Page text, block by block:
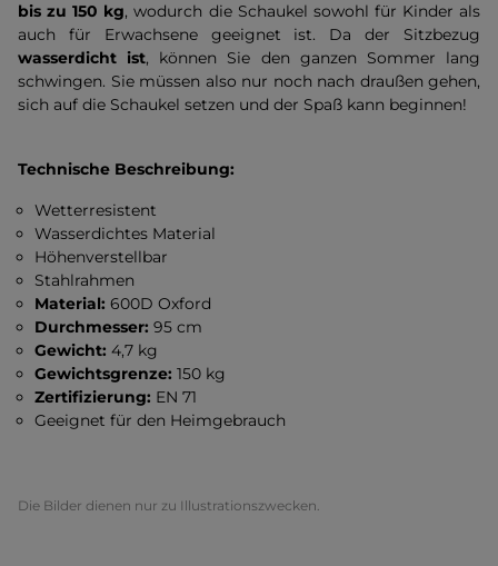
bis zu 150 kg, wodurch die Schaukel sowohl für Kinder als
auch für Erwachsene geeignet ist. Da der Sitzbezug
wasserdicht ist, können Sie den ganzen Sommer lang
schwingen. Sie müssen also nur noch nach draußen gehen,
sich auf die Schaukel setzen und der Spaß kann beginnen!
Technische Beschreibung:
Wetterresistent
Wasserdichtes Material
Höhenverstellbar
Stahlrahmen
Material: 600D Oxford
Durchmesser: 95 cm
Gewicht: 4,7 kg
Gewichtsgrenze: 150 kg
Zertifizierung: EN 71
Geeignet für den Heimgebrauch
Die Bilder dienen nur zu Illustrationszwecken.